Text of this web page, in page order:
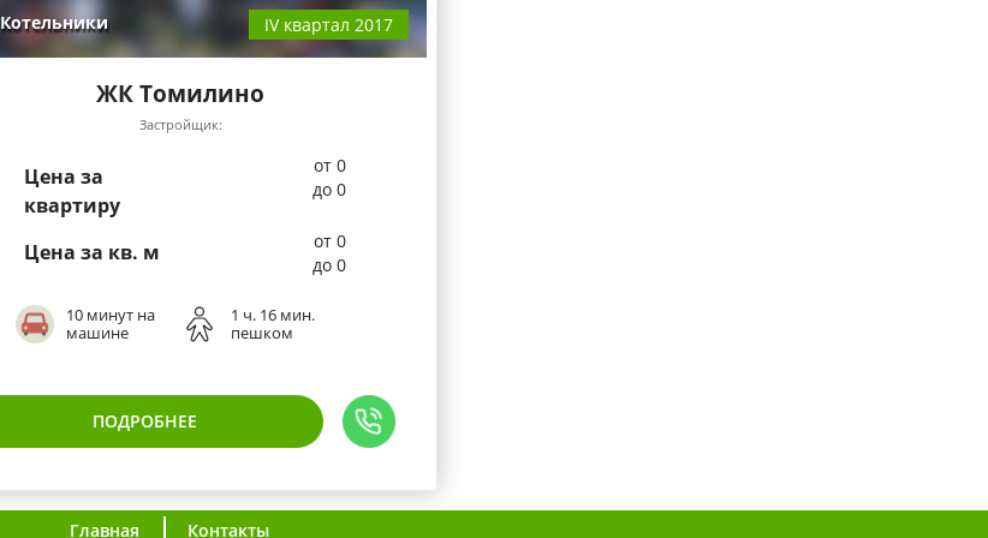
Котельники IV квартал 2017
ЖК Томилино
Застройщик:
Цена за
квартиру
от 0
до 0
Цена за кв. м
от 0
до 0
10 минут на
машине
1 ч. 16 мин.
пешком
ПОДРОБНЕЕ
Главная Контакты